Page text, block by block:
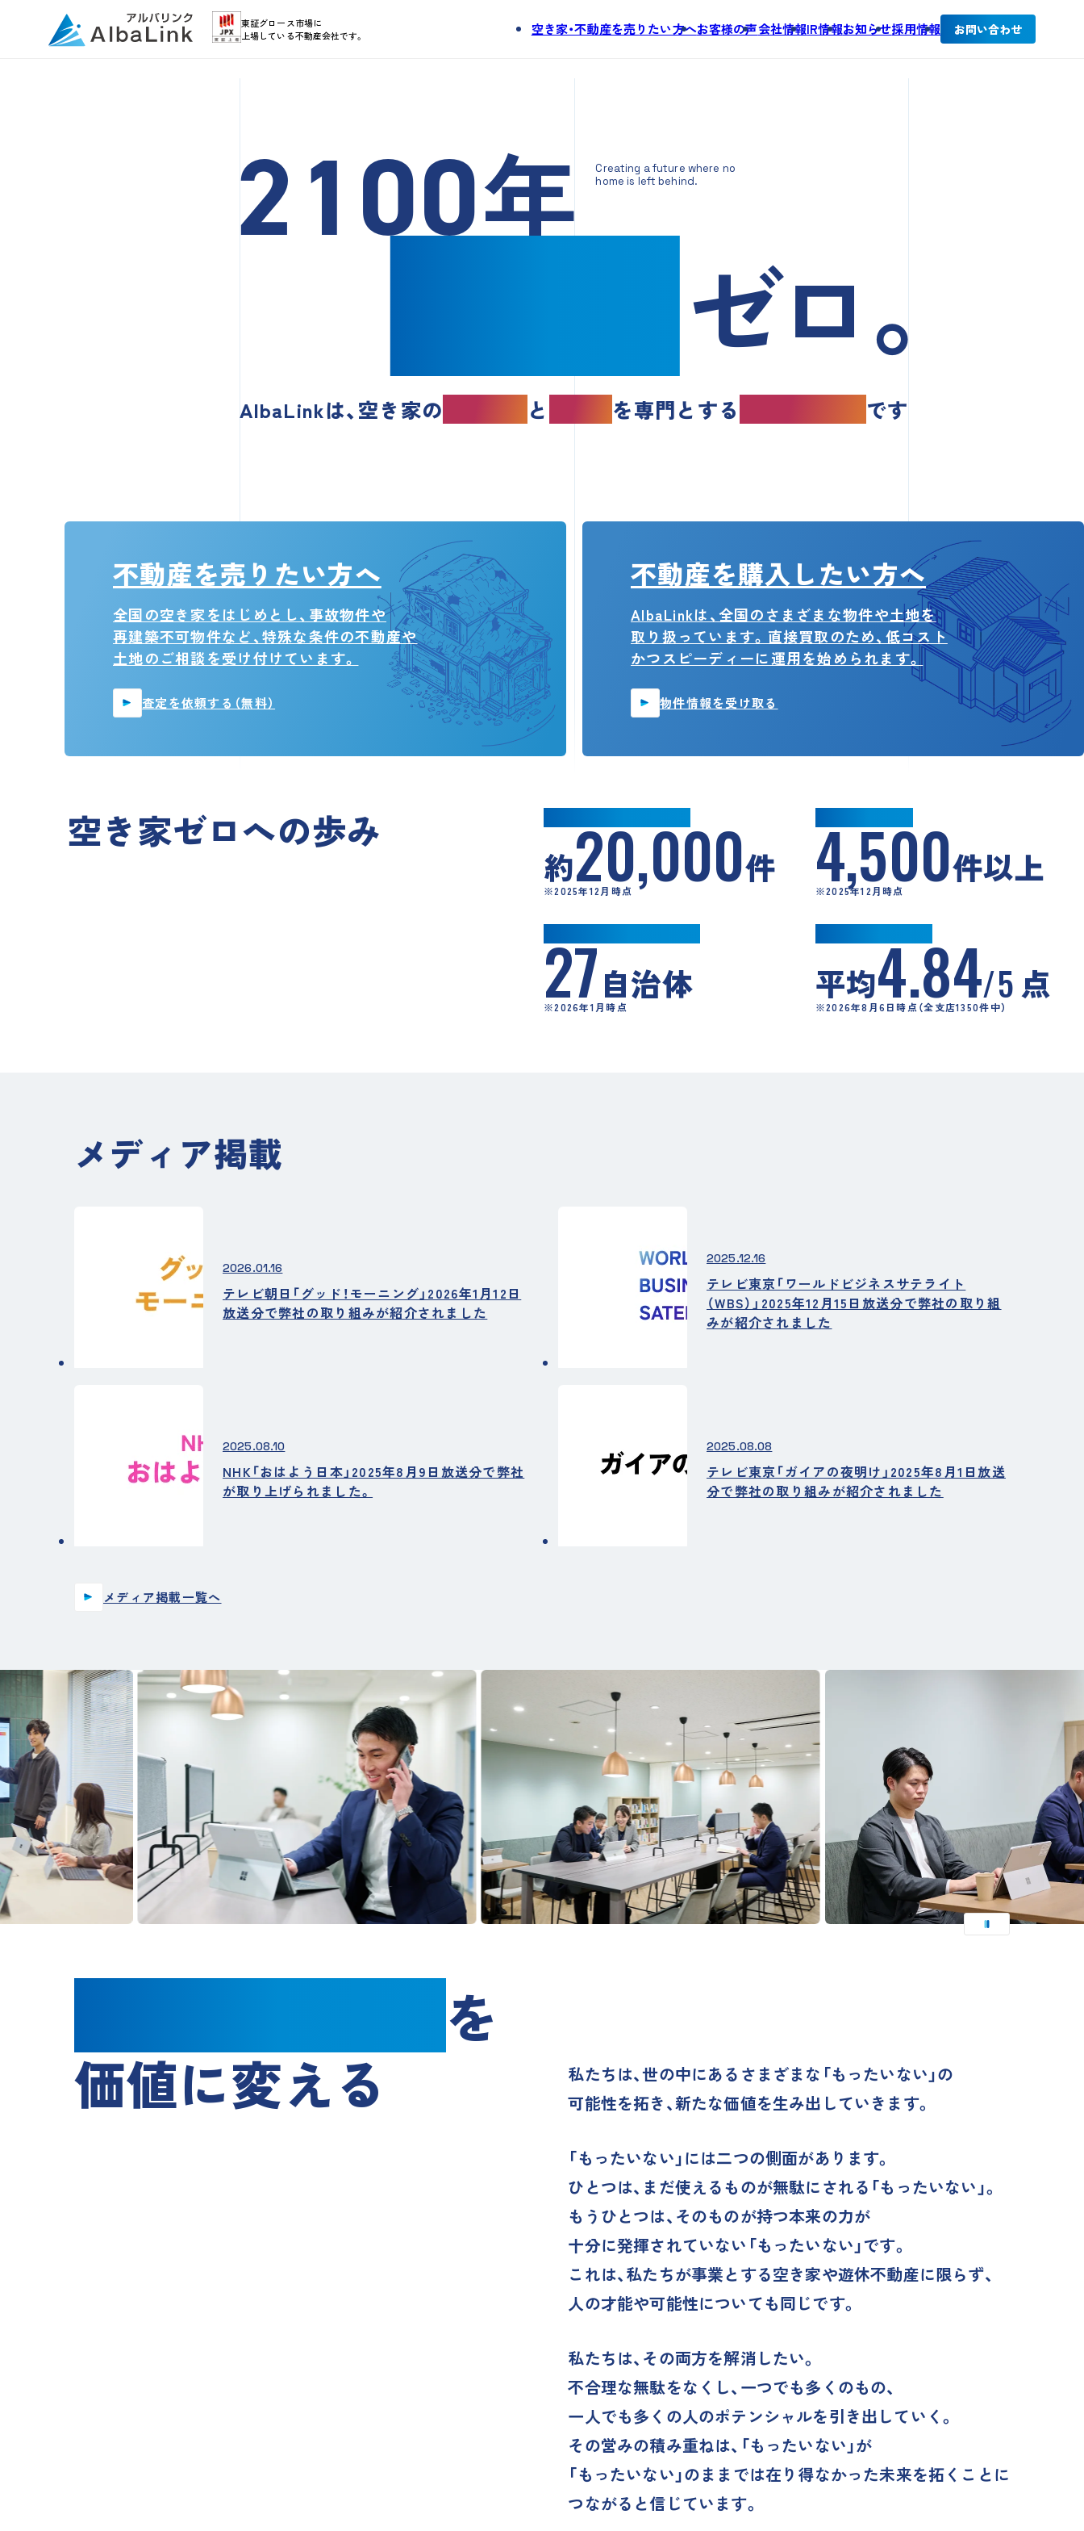
東証グロース市場に
上場している不動産会社です。
空き家・不動産を売りたい方へお客様の声会社情報IR情報お知らせ採用情報 お問い合わせ
2100年
Creating a future where no
home is left behind.
ゼロ。
AlbaLinkは、空き家の と を専門とする です
不動産を売りたい方へ
全国の空き家をはじめとし、事故物件や
再建築不可物件など、特殊な条件の不動産や
土地のご相談を受け付けています。
査定を依頼する（無料）
不動産を購入したい方へ
AlbaLinkは、全国のさまざまな物件や土地を
取り扱っています。直接買取のため、低コスト
かつスピーディーに運用を始められます。
物件情報を受け取る
空き家ゼロへの歩み
約20,000件
※2025年12月時点 4,500件以上
※2025年12月時点
27自治体
※2026年1月時点
平均4.84/5 点
※2026年8月6日時点（全支店1350件中）
メディア掲載
2026.01.16
テレビ朝日「グッド！モーニング」2026年1月12日
放送分で弊社の取り組みが紹介されました
2025.12.16
テレビ東京「ワールドビジネスサテライト
（WBS）」2025年12月15日放送分で弊社の取り組
みが紹介されました
2025.08.10
NHK「おはよう日本」2025年8月9日放送分で弊社
が取り上げられました。
2025.08.08
テレビ東京「ガイアの夜明け」2025年8月1日放送
分で弊社の取り組みが紹介されました
メディア掲載一覧へ
を
価値に変える
私たちは、世の中にあるさまざまな「もったいない」の
可能性を拓き、新たな価値を生み出していきます。
「もったいない」には二つの側面があります。
ひとつは、まだ使えるものが無駄にされる「もったいない」。
もうひとつは、そのものが持つ本来の力が
十分に発揮されていない「もったいない」です。
これは、私たちが事業とする空き家や遊休不動産に限らず、
人の才能や可能性についても同じです。
私たちは、その両方を解消したい。
不合理な無駄をなくし、一つでも多くのもの、
一人でも多くの人のポテンシャルを引き出していく。
その営みの積み重ねは、「もったいない」が
「もったいない」のままでは在り得なかった未来を拓くことに
つながると信じています。